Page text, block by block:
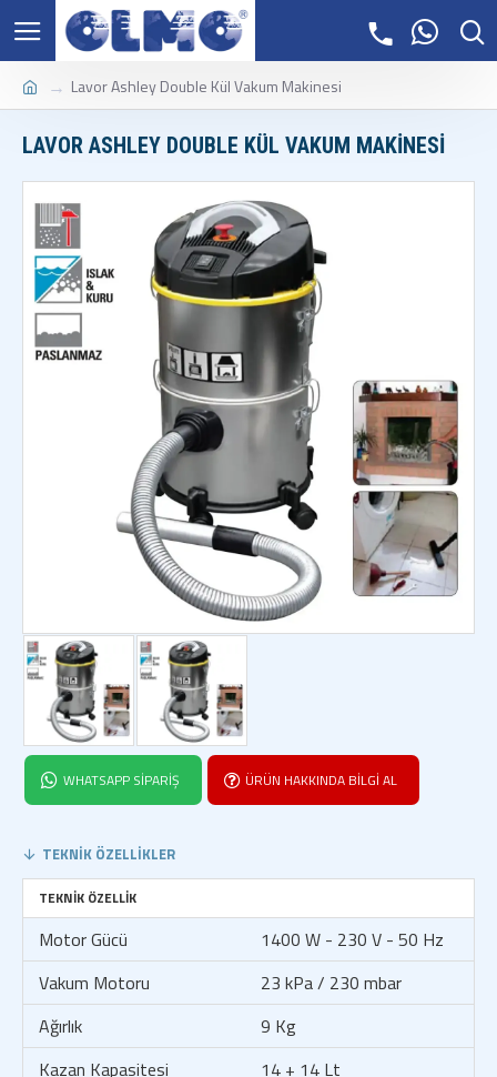
Lavor Ashley Double Kül Vakum Makinesi
LAVOR ASHLEY DOUBLE KÜL VAKUM MAKINESI
WHATSAPP SIPARIŞ ÜRÜN HAKKINDA BILGI AL
TEKNIK ÖZELLIKLER
TEKNIK ÖZELLIK
Motor Gücü
1400 W - 230 V - 50 Hz
Vakum Motoru
23 kPa / 230 mbar
Ağırlık
9 Kg
Kazan Kapasitesi
14 + 14 Lt